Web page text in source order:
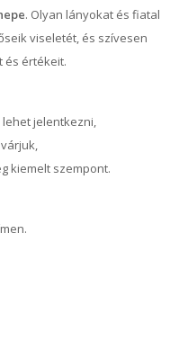
. Olyan lányokat és fiatal
viseletét, és szívesen
és értékeit.
jelentkezni,
kiemelt szempont.